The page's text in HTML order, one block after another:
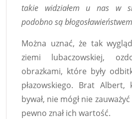
takie widziałem u nas w
podobno są
Można uznać, że tak
ziemi lubaczowskiej,
obrazkami, które były
płazowskiego. Brat
bywał, nie mógł nie
pewno znał ich wartość.